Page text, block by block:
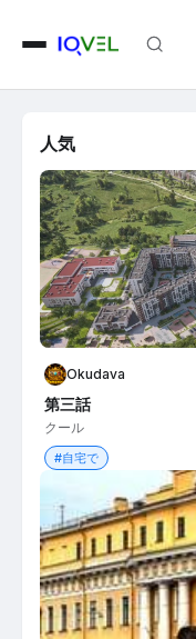
人気
Okudava
第三話
クール
#自宅で